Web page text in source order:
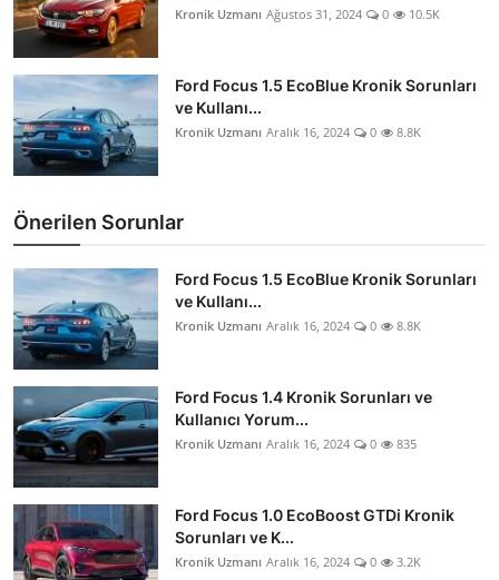
Kronik Uzmanı Ağustos 31, 2024 0 10.5K
Ford Focus 1.5 EcoBlue Kronik Sorunları
ve Kullanı...
Kronik Uzmanı Aralık 16, 2024 0 8.8K
Önerilen Sorunlar
Ford Focus 1.5 EcoBlue Kronik Sorunları
ve Kullanı...
Kronik Uzmanı Aralık 16, 2024 0 8.8K
Ford Focus 1.4 Kronik Sorunları ve
Kullanıcı Yorum...
Kronik Uzmanı Aralık 16, 2024 0 835
Ford Focus 1.0 EcoBoost GTDi Kronik
Sorunları ve K...
Kronik Uzmanı Aralık 16, 2024 0 3.2K